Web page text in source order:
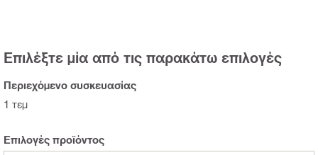
Επιλέξτε μία από τις παρακάτω επιλογές
Περιεχόμενο συσκευασίας
1 τεμ
Επιλογές προϊόντος